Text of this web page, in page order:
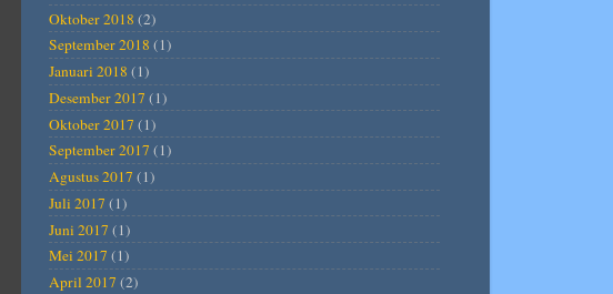
Oktober 2018 (2)
September 2018 (1)
Januari 2018 (1)
Desember 2017 (1)
Oktober 2017 (1)
September 2017 (1)
Agustus 2017 (1)
Juli 2017 (1)
Juni 2017 (1)
Mei 2017 (1)
April 2017 (2)